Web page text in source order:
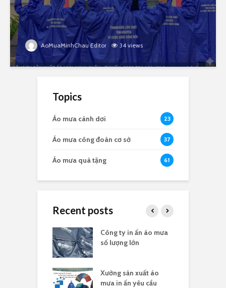
AoMuaMinhChau Editor 34 views
Topics
Áo mưa cánh dơi 23
Áo mưa công đoàn cơ sở 37
Áo mưa quà tặng 61
Recent posts
Công ty in ấn áo mưa
số lượng lớn
Xưởng sản xuất áo
mưa in ấn yêu cầu